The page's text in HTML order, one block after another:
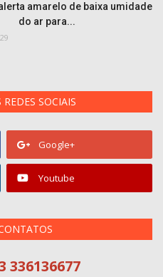
amarelo de baixa umidade
do ar para...
29
SOCIAIS
Google+
Youtube
336136677